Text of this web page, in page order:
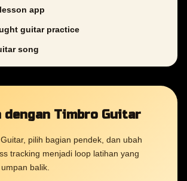
app
guitar practice
song
Timbro Guitar
pilih bagian pendek, dan ubah
tracking menjadi loop latihan yang
balik.